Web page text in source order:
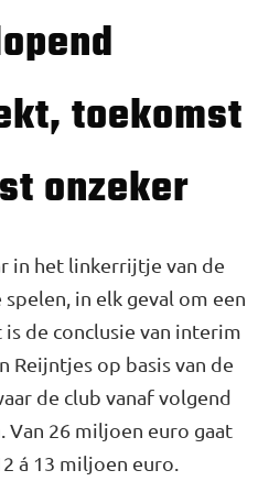
toekomst
onzeker
in het linkerrijtje van de
in elk geval om een
de conclusie van interim
Reijntjes op basis van de
de club vanaf volgend
Van 26 miljoen euro gaat
á 13 miljoen euro.